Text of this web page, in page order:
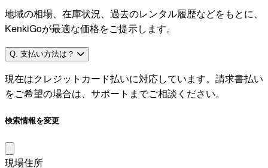
地域の相場、在庫状況、過去のレンタル履歴などをもとに、
KenkiGoが最適な価格をご提示します。
Q. 支払い方法は？
現在はクレジットカード払いに対応しています。請求書払い
をご希望の場合は、サポートまでご相談ください。
検索情報を変更
現場住所